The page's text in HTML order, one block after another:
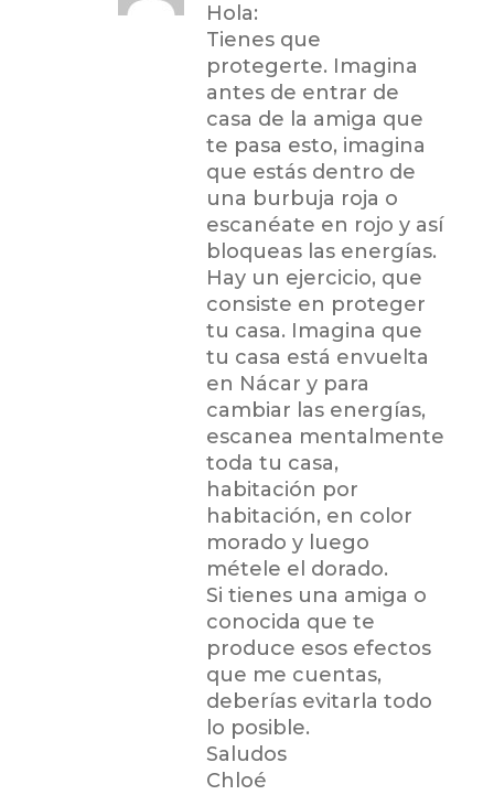
Hola:
Tienes que
protegerte. Imagina
antes de entrar de
casa de la amiga que
te pasa esto, imagina
que estás dentro de
una burbuja roja o
escanéate en rojo y así
bloqueas las energías.
Hay un ejercicio, que
consiste en proteger
tu casa. Imagina que
tu casa está envuelta
en Nácar y para
cambiar las energías,
escanea mentalmente
toda tu casa,
habitación por
habitación, en color
morado y luego
métele el dorado.
Si tienes una amiga o
conocida que te
produce esos efectos
que me cuentas,
deberías evitarla todo
lo posible.
Saludos
Chloé